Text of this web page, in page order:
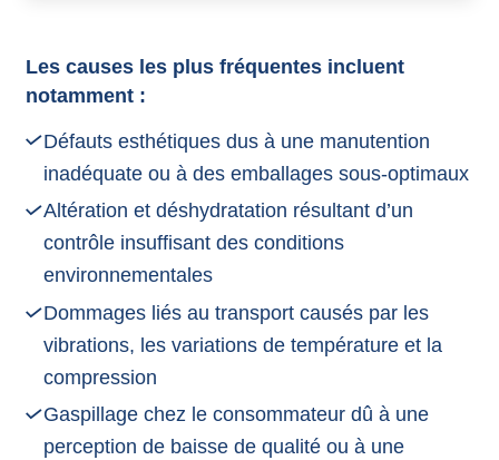
Les causes les plus fréquentes incluent
notamment :
Défauts esthétiques dus à une manutention
inadéquate ou à des emballages sous-optimaux
Altération et déshydratation résultant d’un
contrôle insuffisant des conditions
environnementales
Dommages liés au transport causés par les
vibrations, les variations de température et la
compression
Gaspillage chez le consommateur dû à une
perception de baisse de qualité ou à une